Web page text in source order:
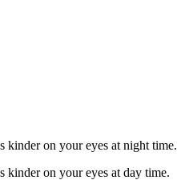
kinder on your eyes at night time.
kinder on your eyes at day time.